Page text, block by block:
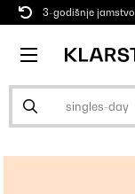
3-godišnje jamstvo